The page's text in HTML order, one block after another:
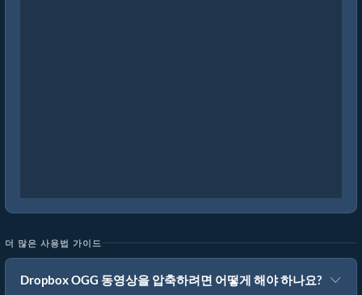
더 많은 사용법 가이드
Dropbox OGG 동영상을 압축하려면 어떻게 해야 하나요?